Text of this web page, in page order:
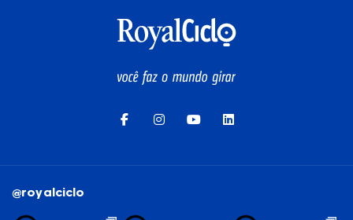
@royalciclo